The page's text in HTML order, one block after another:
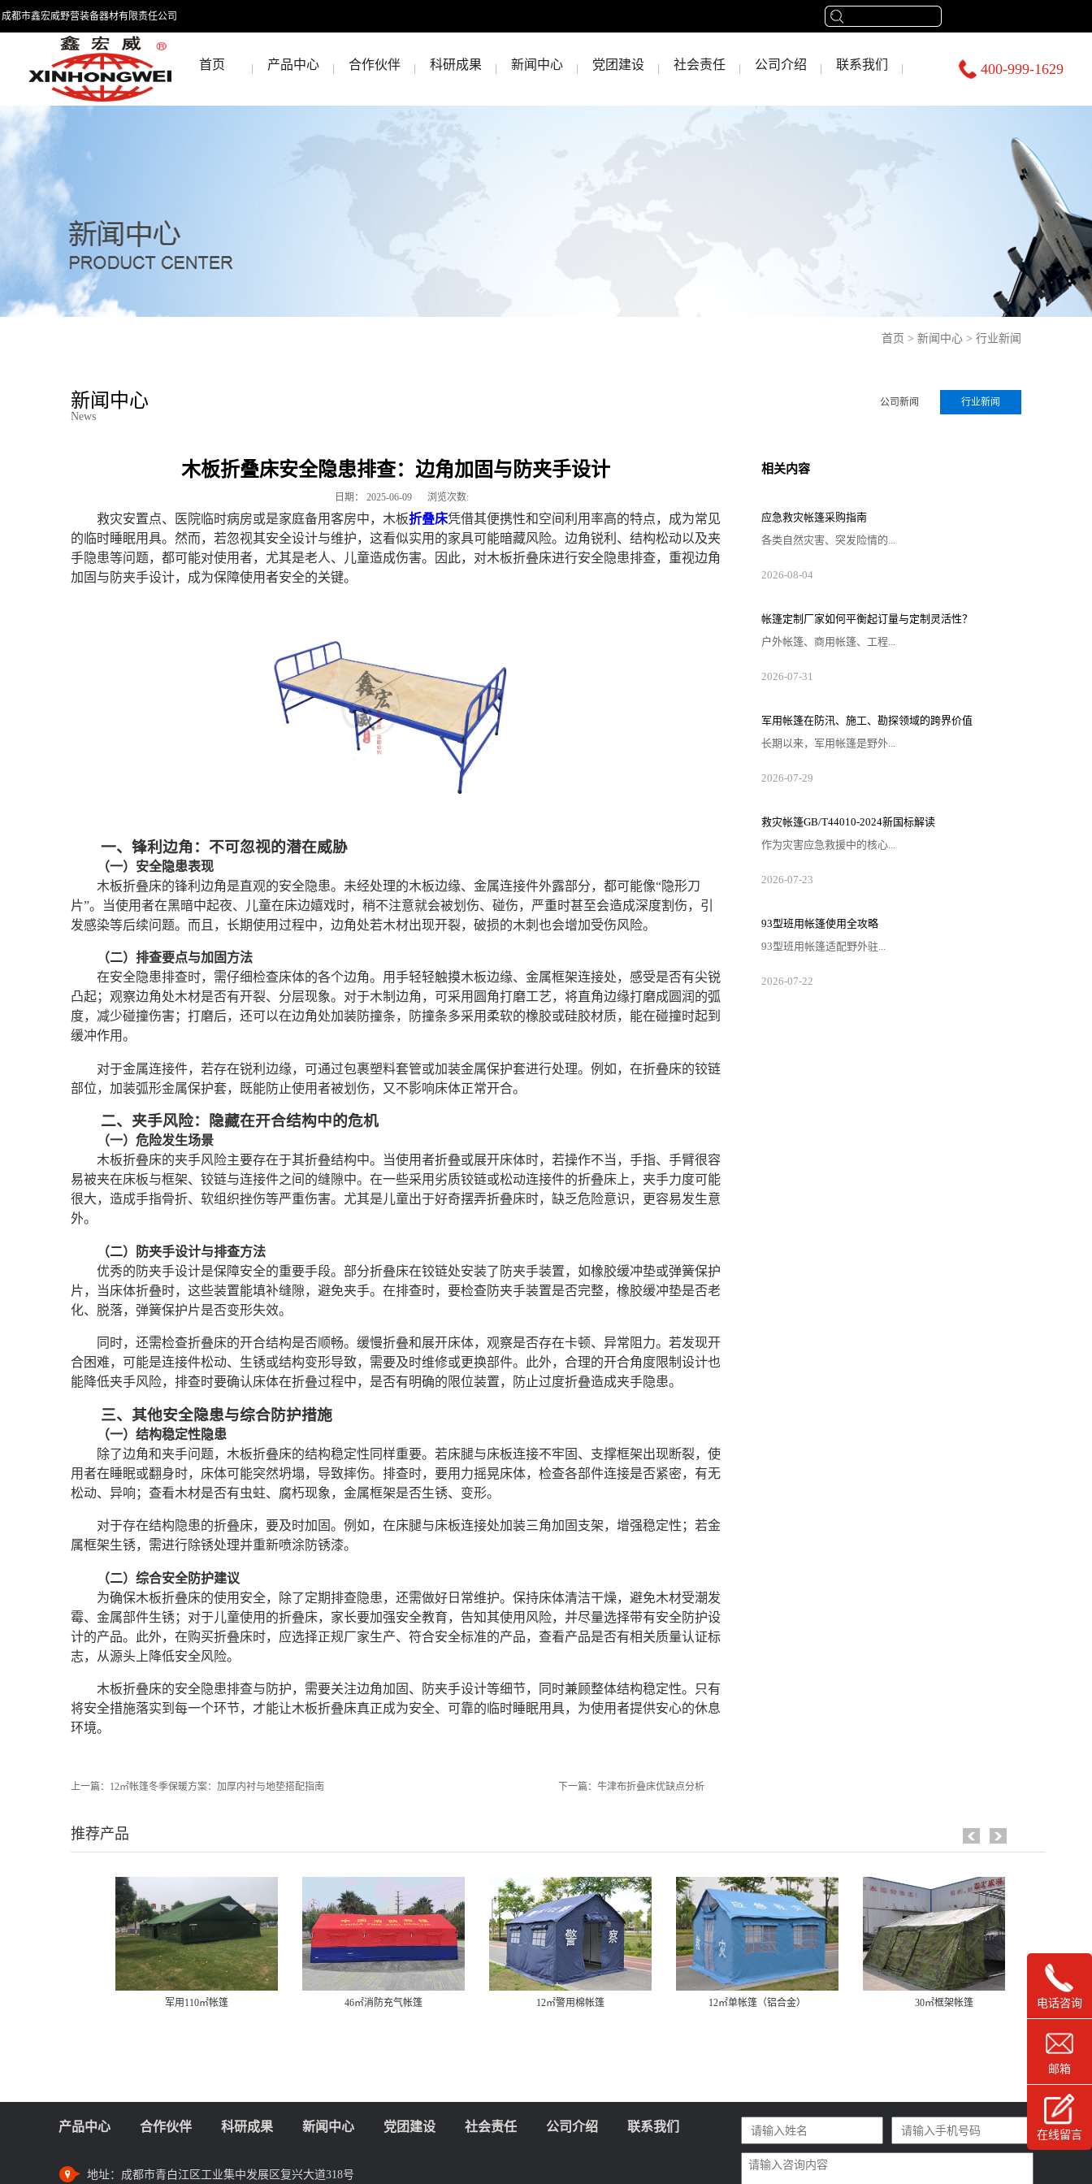
成都市鑫宏威野营装备器材有限责任公司
首页 产品中心 合作伙伴 科研成果 新闻中心 党团建设 社会责任 公司介绍 联系我们 400-999-1629
首页 > 新闻中心 > 行业新闻
新闻中心
News
公司新闻 行业新闻
木板折叠床安全隐患排查：边角加固与防夹手设计
日期： 2025-06-09 浏览次数:
救灾安置点、医院临时病房或是家庭备用客房中，木板折叠床凭借其便携性和空间利用率高的特点，成为常见
的临时睡眠用具。然而，若忽视其安全设计与维护，这看似实用的家具可能暗藏风险。边角锐利、结构松动以及夹
手隐患等问题，都可能对使用者，尤其是老人、儿童造成伤害。因此，对木板折叠床进行安全隐患排查，重视边角
加固与防夹手设计，成为保障使用者安全的关键。
一、锋利边角：不可忽视的潜在威胁
（一）安全隐患表现
木板折叠床的锋利边角是直观的安全隐患。未经处理的木板边缘、金属连接件外露部分，都可能像“隐形刀
片”。当使用者在黑暗中起夜、儿童在床边嬉戏时，稍不注意就会被划伤、碰伤，严重时甚至会造成深度割伤，引
发感染等后续问题。而且，长期使用过程中，边角处若木材出现开裂，破损的木刺也会增加受伤风险。
（二）排查要点与加固方法
在安全隐患排查时，需仔细检查床体的各个边角。用手轻轻触摸木板边缘、金属框架连接处，感受是否有尖锐
凸起；观察边角处木材是否有开裂、分层现象。对于木制边角，可采用圆角打磨工艺，将直角边缘打磨成圆润的弧
度，减少碰撞伤害；打磨后，还可以在边角处加装防撞条，防撞条多采用柔软的橡胶或硅胶材质，能在碰撞时起到
缓冲作用。
对于金属连接件，若存在锐利边缘，可通过包裹塑料套管或加装金属保护套进行处理。例如，在折叠床的铰链
部位，加装弧形金属保护套，既能防止使用者被划伤，又不影响床体正常开合。
二、夹手风险：隐藏在开合结构中的危机
（一）危险发生场景
木板折叠床的夹手风险主要存在于其折叠结构中。当使用者折叠或展开床体时，若操作不当，手指、手臂很容
易被夹在床板与框架、铰链与连接件之间的缝隙中。在一些采用劣质铰链或松动连接件的折叠床上，夹手力度可能
很大，造成手指骨折、软组织挫伤等严重伤害。尤其是儿童出于好奇摆弄折叠床时，缺乏危险意识，更容易发生意
外。
（二）防夹手设计与排查方法
优秀的防夹手设计是保障安全的重要手段。部分折叠床在铰链处安装了防夹手装置，如橡胶缓冲垫或弹簧保护
片，当床体折叠时，这些装置能填补缝隙，避免夹手。在排查时，要检查防夹手装置是否完整，橡胶缓冲垫是否老
化、脱落，弹簧保护片是否变形失效。
同时，还需检查折叠床的开合结构是否顺畅。缓慢折叠和展开床体，观察是否存在卡顿、异常阻力。若发现开
合困难，可能是连接件松动、生锈或结构变形导致，需要及时维修或更换部件。此外，合理的开合角度限制设计也
能降低夹手风险，排查时要确认床体在折叠过程中，是否有明确的限位装置，防止过度折叠造成夹手隐患。
三、其他安全隐患与综合防护措施
（一）结构稳定性隐患
除了边角和夹手问题，木板折叠床的结构稳定性同样重要。若床腿与床板连接不牢固、支撑框架出现断裂，使
用者在睡眠或翻身时，床体可能突然坍塌，导致摔伤。排查时，要用力摇晃床体，检查各部件连接是否紧密，有无
松动、异响；查看木材是否有虫蛀、腐朽现象，金属框架是否生锈、变形。
对于存在结构隐患的折叠床，要及时加固。例如，在床腿与床板连接处加装三角加固支架，增强稳定性；若金
属框架生锈，需进行除锈处理并重新喷涂防锈漆。
（二）综合安全防护建议
为确保木板折叠床的使用安全，除了定期排查隐患，还需做好日常维护。保持床体清洁干燥，避免木材受潮发
霉、金属部件生锈；对于儿童使用的折叠床，家长要加强安全教育，告知其使用风险，并尽量选择带有安全防护设
计的产品。此外，在购买折叠床时，应选择正规厂家生产、符合安全标准的产品，查看产品是否有相关质量认证标
志，从源头上降低安全风险。
木板折叠床的安全隐患排查与防护，需要关注边角加固、防夹手设计等细节，同时兼顾整体结构稳定性。只有
将安全措施落实到每一个环节，才能让木板折叠床真正成为安全、可靠的临时睡眠用具，为使用者提供安心的休息
环境。
上一篇： 12㎡帐篷冬季保暖方案：加厚内衬与地垫搭配指南 下一篇： 牛津布折叠床优缺点分析
相关内容
应急救灾帐篷采购指南
各类自然灾害、突发险情的...
2026-08-04
帐篷定制厂家如何平衡起订量与定制灵活性？
户外帐篷、商用帐篷、工程...
2026-07-31
军用帐篷在防汛、施工、勘探领域的跨界价值
长期以来，军用帐篷是野外...
2026-07-29
救灾帐篷GB/T44010-2024新国标解读
作为灾害应急救援中的核心...
2026-07-23
93型班用帐篷使用全攻略
93型班用帐篷适配野外驻...
2026-07-22
推荐产品
军用110㎡帐篷 46㎡消防充气帐篷 12㎡警用棉帐篷 12㎡单帐篷（铝合金） 30㎡框架帐篷
产品中心 合作伙伴 科研成果 新闻中心 党团建设 社会责任 公司介绍 联系我们
地址： 成都市青白江区工业集中发展区复兴大道318号
电话咨询
邮箱
在线留言